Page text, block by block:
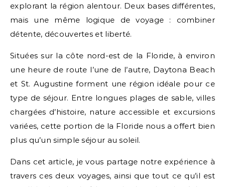
explorant la région alentour. Deux bases différentes,
mais une même logique de voyage : combiner
détente, découvertes et liberté.
Situées sur la côte nord-est de la Floride, à environ
une heure de route l’une de l’autre, Daytona Beach
et St. Augustine forment une région idéale pour ce
type de séjour. Entre longues plages de sable, villes
chargées d’histoire, nature accessible et excursions
variées, cette portion de la Floride nous a offert bien
plus qu’un simple séjour au soleil.
Dans cet article, je vous partage notre expérience à
travers ces deux voyages, ainsi que tout ce qu’il est